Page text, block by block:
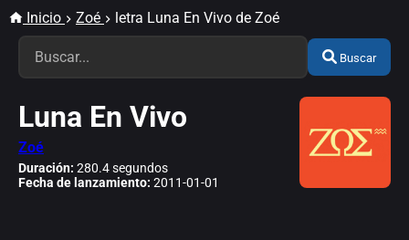
Inicio Zoé letra Luna En Vivo de Zoé
Buscar
Luna En Vivo
Zoé
Duración: 280.4 segundos
Fecha de lanzamiento: 2011-01-01